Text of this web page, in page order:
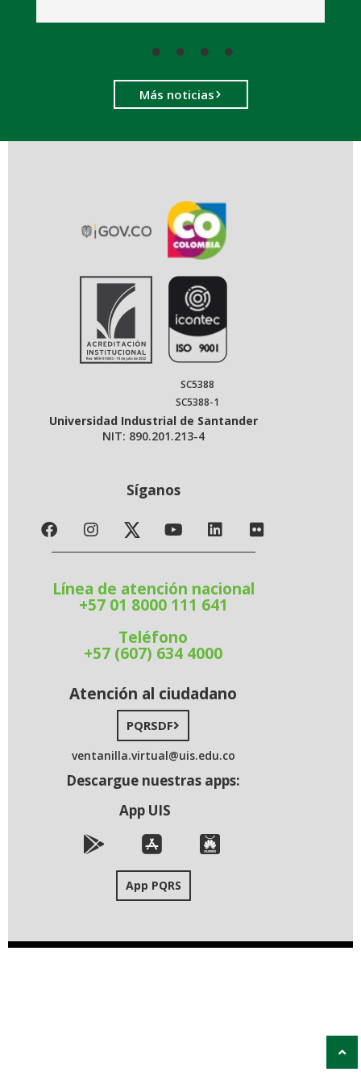
Más noticias